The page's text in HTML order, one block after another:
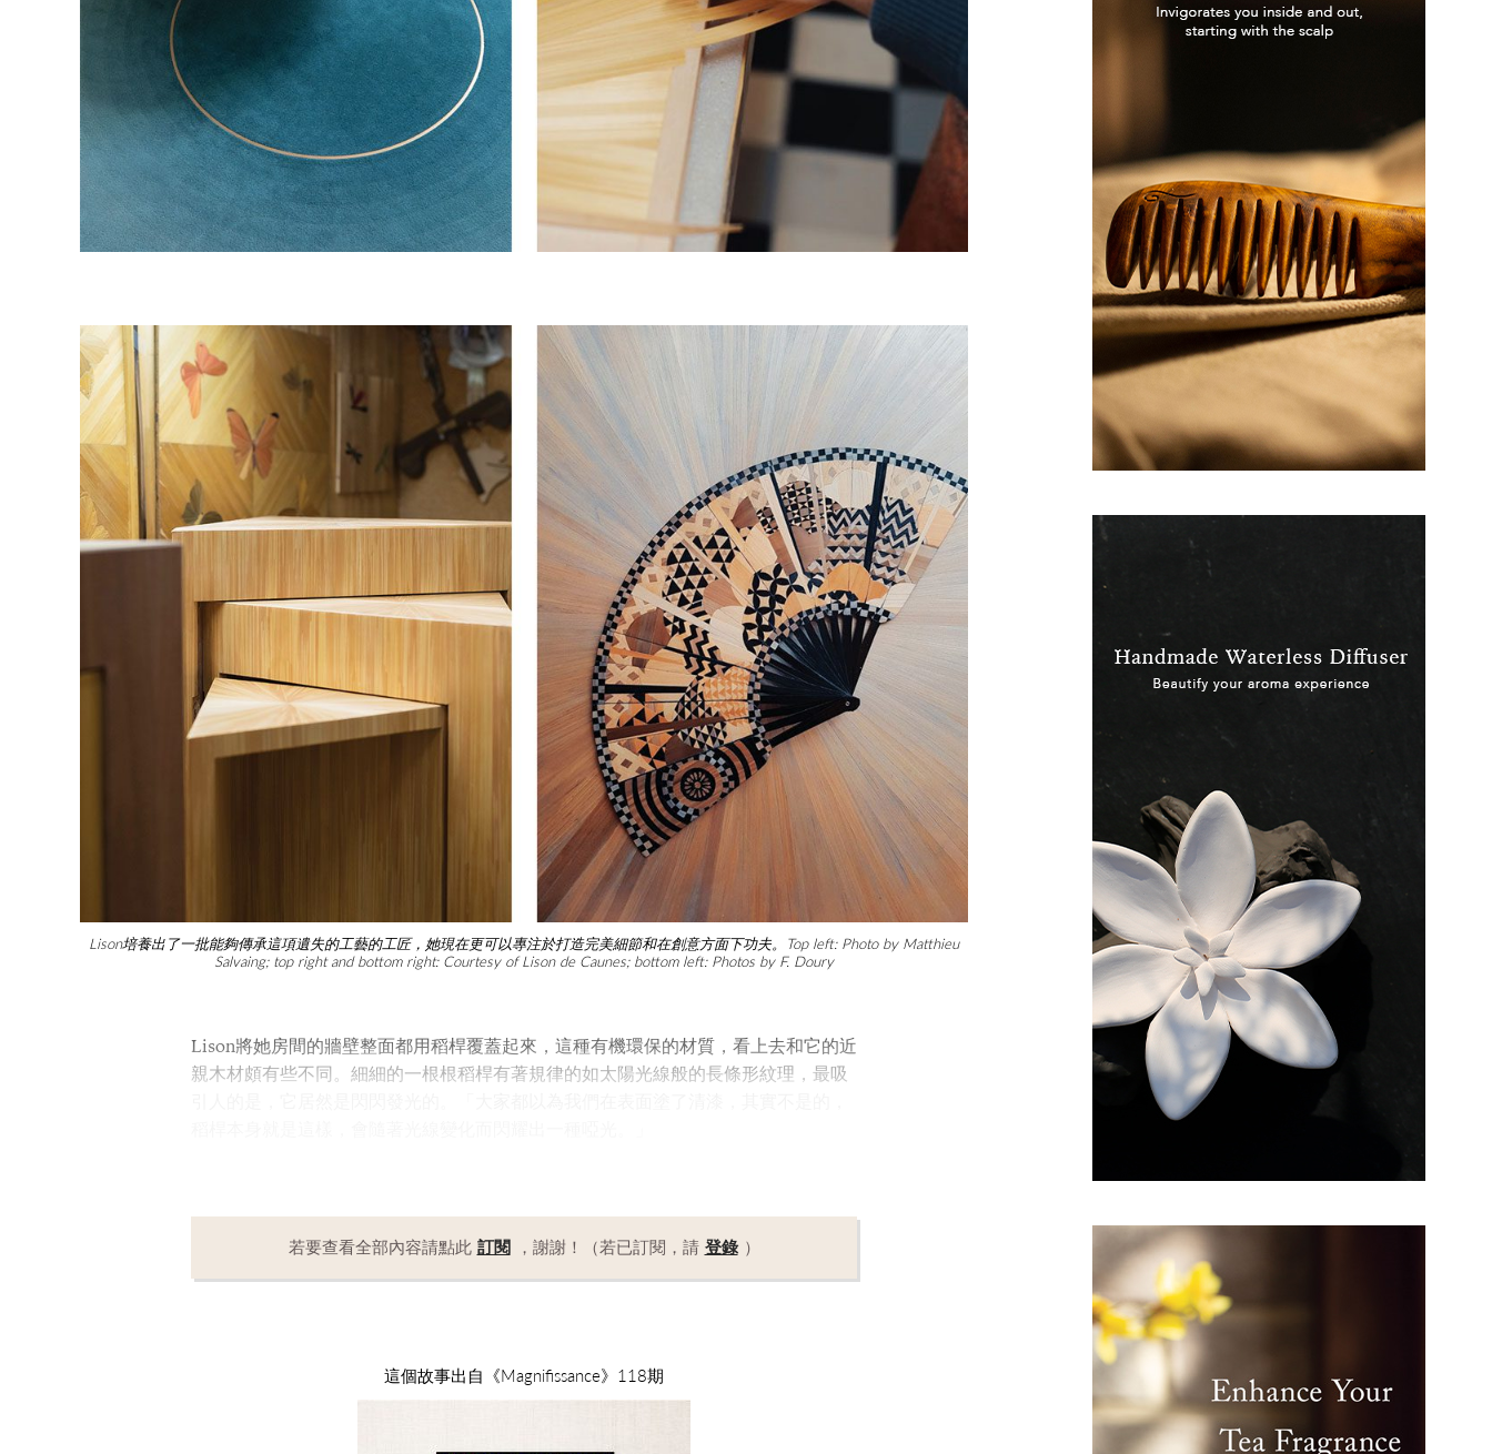
Lison培養出了一批能夠傳承這項遺失的工藝的工匠，她現在更可以專注於打造完美細節和在創意方面下功夫。Top left: Photo by Matthieu
Salvaing; top right and bottom right: Courtesy of Lison de Caunes; bottom left: Photos by F. Doury
Lison將她房間的牆壁整面都用稻桿覆蓋起來，這種有機環保的材質，看上去和它的近
親木材頗有些不同。細細的一根根稻桿有著規律的如太陽光線般的長條形紋理，最吸
若要查看全部內容請點此 訂閱 ，謝謝！（若已訂閱，請 登錄 ）
這個故事出自《Magnifissance》118期